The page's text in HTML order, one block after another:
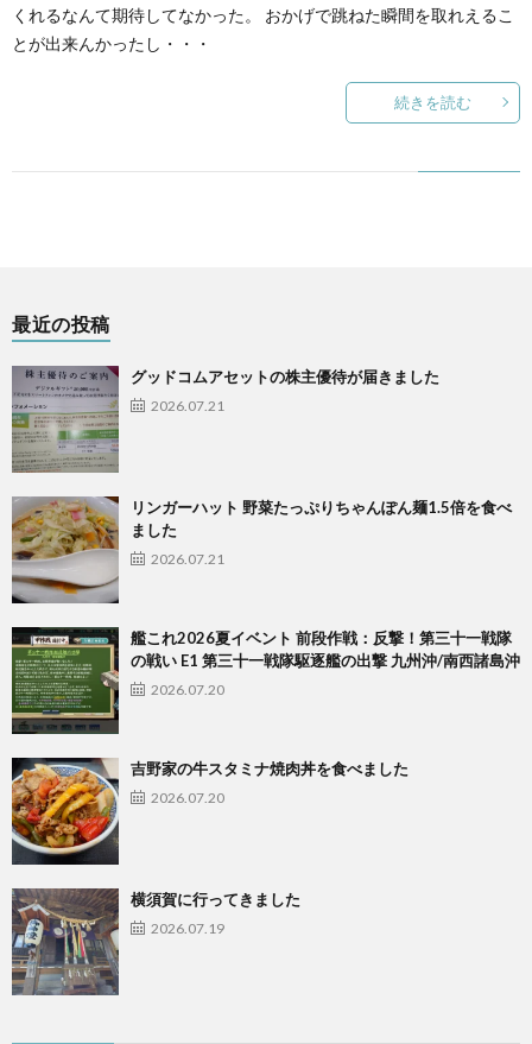
くれるなんて期待してなかった。 おかげで跳ねた瞬間を取れえるこ
とが出来んかったし・・・
続きを読む
最近の投稿
グッドコムアセットの株主優待が届きました
2026.07.21
リンガーハット 野菜たっぷりちゃんぽん麺1.5倍を食べ
ました
2026.07.21
艦これ2026夏イベント 前段作戦：反撃！第三十一戦隊
の戦い E1 第三十一戦隊駆逐艦の出撃 九州沖/南西諸島沖
2026.07.20
吉野家の牛スタミナ焼肉丼を食べました
2026.07.20
横須賀に行ってきました
2026.07.19